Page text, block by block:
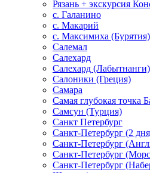
Рязань + экскурсия
с. Галанино
с. Макарий
с. Максимиха (Бурятия)
Салемал
Салехард
Салехард (Лабытнанги)
Салоники (Греция)
Самара
Самая глубокая точка
Самсун (Турция)
Санкт Петербург
Санкт-Петербург (2
Санкт-Петербург
Санкт-Петербург
Санкт-Петербург